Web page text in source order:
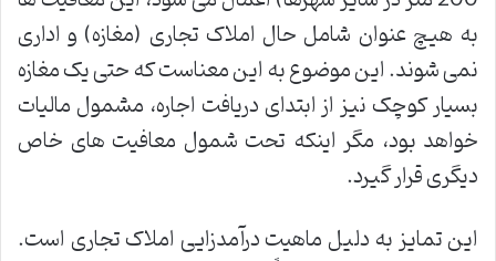
به هیچ عنوان شامل حال املاک تجاری (مغازه) و اداری
نمی شوند. این موضوع به این معناست که حتی یک مغازه
بسیار کوچک نیز از ابتدای دریافت اجاره، مشمول مالیات
خواهد بود، مگر اینکه تحت شمول معافیت های خاص
دیگری قرار گیرد.
این تمایز به دلیل ماهیت درآمدزایی املاک تجاری است.